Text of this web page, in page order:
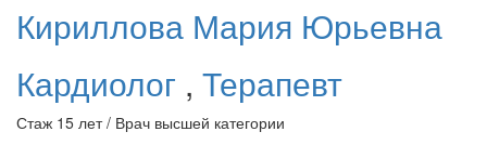
Кириллова Мария Юрьевна
Кардиолог , Терапевт
Стаж 15 лет / Врач высшей категории